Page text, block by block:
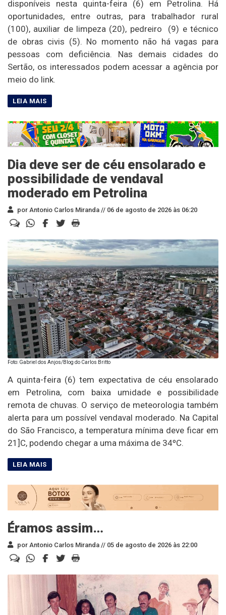
disponíveis nesta quinta-feira (6) em Petrolina. Há
oportunidades, entre outras, para trabalhador rural
(100), auxiliar de limpeza (20), pedreiro (9) e técnico
de obras civis (5). No momento não há vagas para
pessoas com deficiência. Nas demais cidades do
Sertão, os interessados podem acessar a agência por
meio do link.
Dia deve ser de céu ensolarado e
possibilidade de vendaval
moderado em Petrolina
por Antonio Carlos Miranda // 06 de agosto de 2026 às 06:20
Foto: Gabriel dos Anjos/Blog do Carlos Britto
A quinta-feira (6) tem expectativa de céu ensolarado
em Petrolina, com baixa umidade e possibilidade
remota de chuvas. O serviço de meteorologia também
alerta para um possível vendaval moderado. Na Capital
do São Francisco, a temperatura mínima deve ficar em
21]C, podendo chegar a uma máxima de 34ºC.
Éramos assim…
por Antonio Carlos Miranda // 05 de agosto de 2026 às 22:00